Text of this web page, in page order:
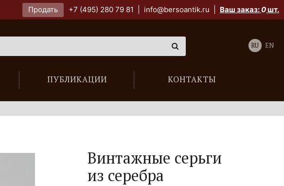
Продать +7 (495) 280 79 81 info@bersoantik.ru Ваш заказ:0шт.
ПУБЛИКАЦИИ КОНТАКТЫ
RU EN
Винтажные серьги
из серебра